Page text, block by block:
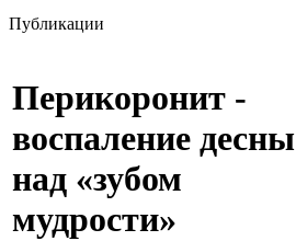
Публикации
Перикоронит -
воспаление десны
над «зубом
мудрости»